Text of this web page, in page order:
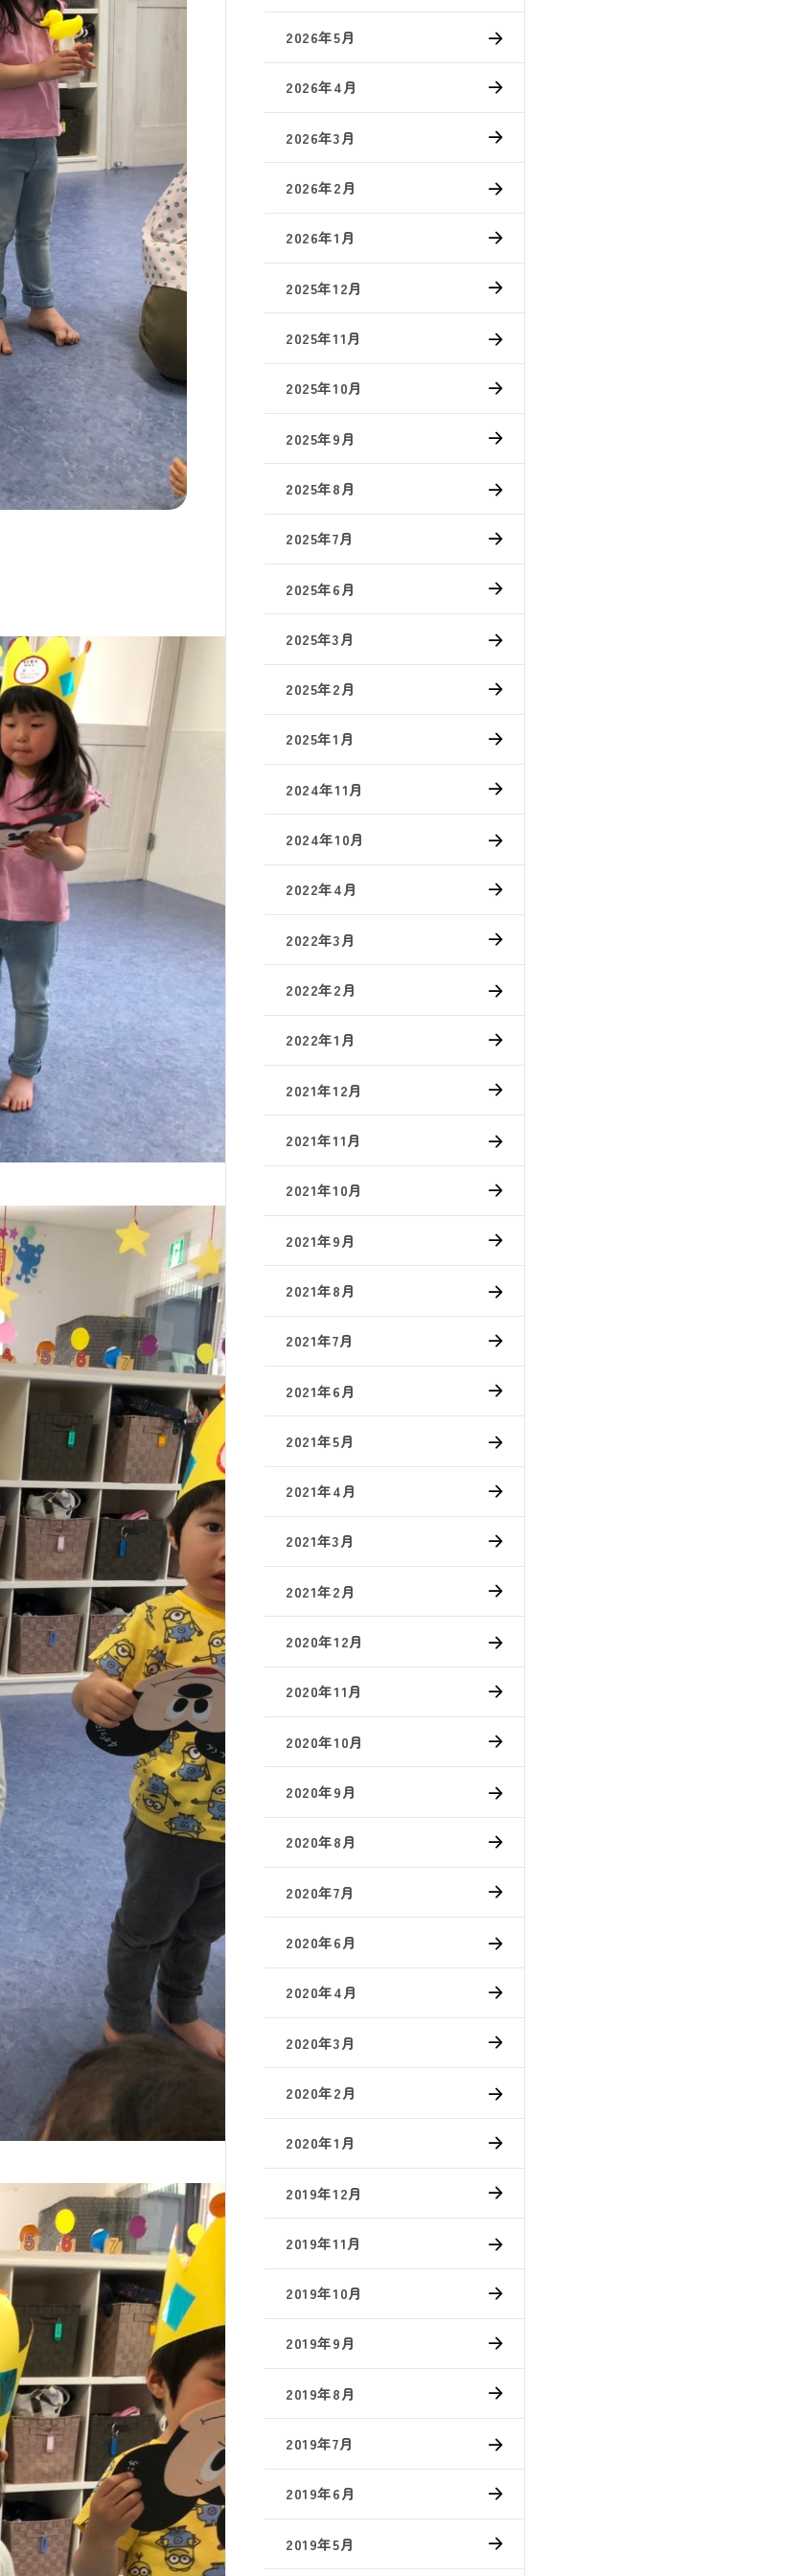
2026年5月
2026年4月
2026年3月
2026年2月
2026年1月
2025年12月
2025年11月
2025年10月
2025年9月
2025年8月
2025年7月
2025年6月
2025年3月
2025年2月
2025年1月
2024年11月
2024年10月
2022年4月
2022年3月
2022年2月
2022年1月
2021年12月
2021年11月
2021年10月
2021年9月
2021年8月
2021年7月
2021年6月
2021年5月
2021年4月
2021年3月
2021年2月
2020年12月
2020年11月
2020年10月
2020年9月
2020年8月
2020年7月
2020年6月
2020年4月
2020年3月
2020年2月
2020年1月
2019年12月
2019年11月
2019年10月
2019年9月
2019年8月
2019年7月
2019年6月
2019年5月